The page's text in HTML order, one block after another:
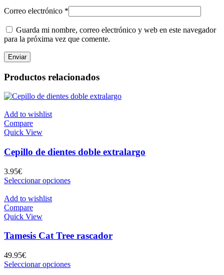
Correo electrónico *
Guarda mi nombre, correo electrónico y web en este navegador
para la próxima vez que comente.
Productos relacionados
Add to wishlist
Compare
Quick View
Cepillo de dientes doble extralargo
3.95€
Seleccionar opcionesEste
opciones
elegir
en
Add to wishlist
Compare
Quick View
Tamesis Cat Tree rascador
49.95€
Seleccionar opcionesEste